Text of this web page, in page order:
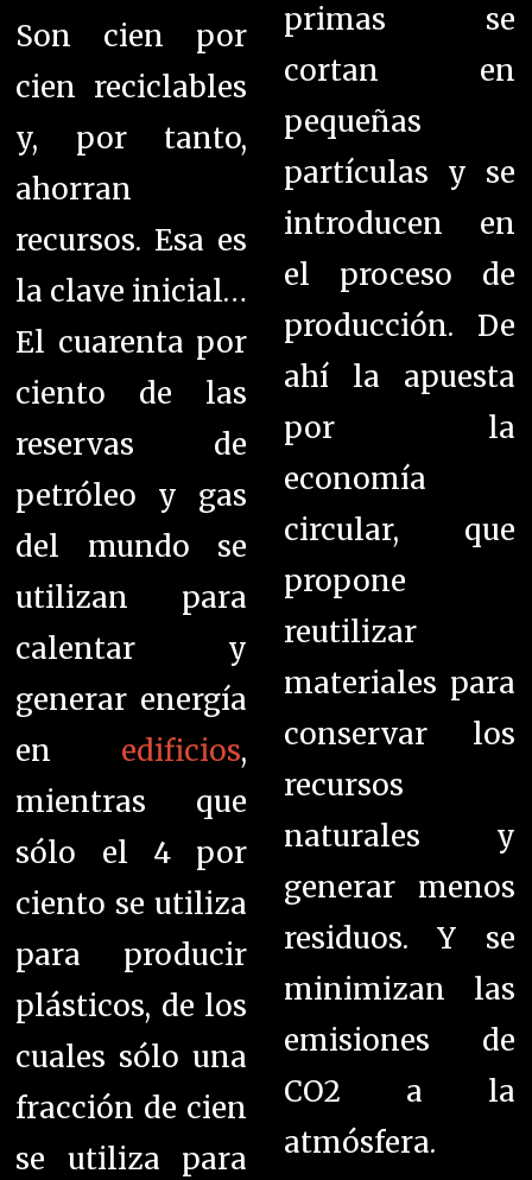
Son cien por
cien reciclables
y, por tanto,
ahorran
recursos. Esa es
la clave inicial…
El cuarenta por
ciento de las
reservas de
petróleo y gas
del mundo se
utilizan para
calentar y
generar energía
en edificios,
mientras que
sólo el 4 por
ciento se utiliza
para producir
plásticos, de los
cuales sólo una
fracción de cien
se utiliza para
primas se
cortan en
pequeñas
partículas y se
introducen en
el proceso de
producción. De
ahí la apuesta
por la
economía
circular, que
propone
reutilizar
materiales para
conservar los
recursos
naturales y
generar menos
residuos. Y se
minimizan las
emisiones de
CO2 a la
atmósfera.